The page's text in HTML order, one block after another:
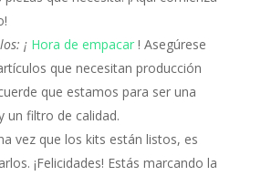
¡ Hora de empacar! Asegúrese
que necesitan producción
que estamos para ser una
un filtro de calidad.
vez que los kits están listos, es
¡Felicidades! Estás marcando la